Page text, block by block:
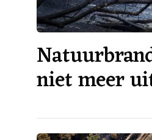
niet meer